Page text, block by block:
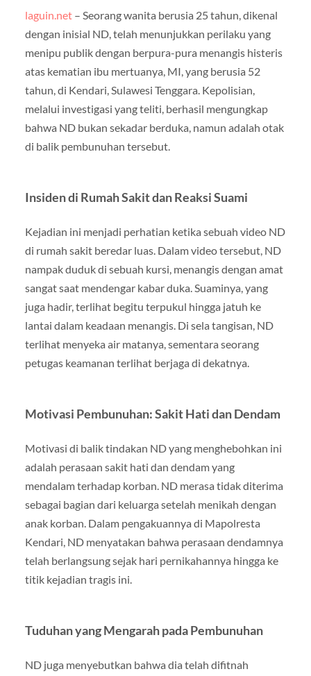
laguin.net– Seorang wanita berusia 25 tahun, dikenal
dengan inisial ND, telah menunjukkan perilaku yang
menipu publik dengan berpura-pura menangis histeris
atas kematian ibu mertuanya, MI, yang berusia 52
tahun, di Kendari, Sulawesi Tenggara. Kepolisian,
melalui investigasi yang teliti, berhasil mengungkap
bahwa ND bukan sekadar berduka, namun adalah otak
di balik pembunuhan tersebut.
Insiden di Rumah Sakit dan Reaksi Suami
Kejadian ini menjadi perhatian ketika sebuah video ND
di rumah sakit beredar luas. Dalam video tersebut, ND
nampak duduk di sebuah kursi, menangis dengan amat
sangat saat mendengar kabar duka. Suaminya, yang
juga hadir, terlihat begitu terpukul hingga jatuh ke
lantai dalam keadaan menangis. Di sela tangisan, ND
terlihat menyeka air matanya, sementara seorang
petugas keamanan terlihat berjaga di dekatnya.
Motivasi Pembunuhan: Sakit Hati dan Dendam
Motivasi di balik tindakan ND yang menghebohkan ini
adalah perasaan sakit hati dan dendam yang
mendalam terhadap korban. ND merasa tidak diterima
sebagai bagian dari keluarga setelah menikah dengan
anak korban. Dalam pengakuannya di Mapolresta
Kendari, ND menyatakan bahwa perasaan dendamnya
telah berlangsung sejak hari pernikahannya hingga ke
titik kejadian tragis ini.
Tuduhan yang Mengarah pada Pembunuhan
ND juga menyebutkan bahwa dia telah difitnah